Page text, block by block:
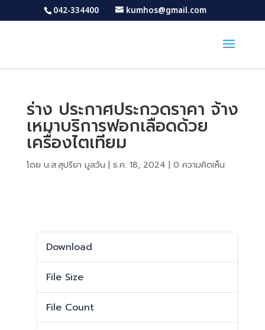
042-334400 kumhos@gmail.com
ร่าง ประกาศประกวดราคา จ้าง
เหมาบริการฟอกเลือดด้วย
เครื่องไตเทียม
โดย น.ส.สุปรียา มูลวัน | ธ.ค. 18, 2024 | 0 ความคิดเห็น
Download
File Size
File Count